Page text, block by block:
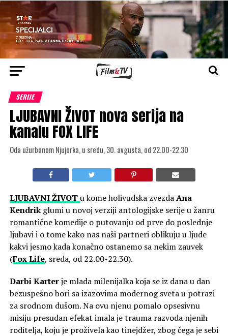
SERIJE
LJUBAVNI ŽIVOT nova serija na
kanalu FOX LIFE
Oda užurbanom Njujorka, u sredu, 30. avgusta, od 22.00-22.30
LJUBAVNI ŽIVOTu kome holivudska zvezdaAna
Kendrikglumi u novoj verziji antologijske serije u žanru
romantične komedije o putovanju od prve do poslednje
ljubavi i o tome kako nas naši partneri oblikuju u ljude
kakvi jesmo kada konačno ostanemo sa nekim zauvek
(Fox Life, sreda, od 22.00-22.30).
Darbi Karterje mlada milenijalka koja se iz dana u dan
bezuspešno bori sa izazovima modernog sveta u potrazi
za srodnom dušom. Na ovu njenu pomalo opsesivnu
misiju presudan efekat imala je trauma razvoda njenih
roditelja, koju je proživela kao tinejdžer, zbog čega je sebi